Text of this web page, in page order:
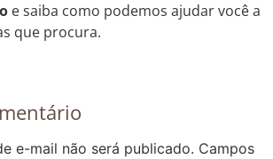
e saiba como podemos ajudar você a
que procura.
e-mail não será publicado. Campos